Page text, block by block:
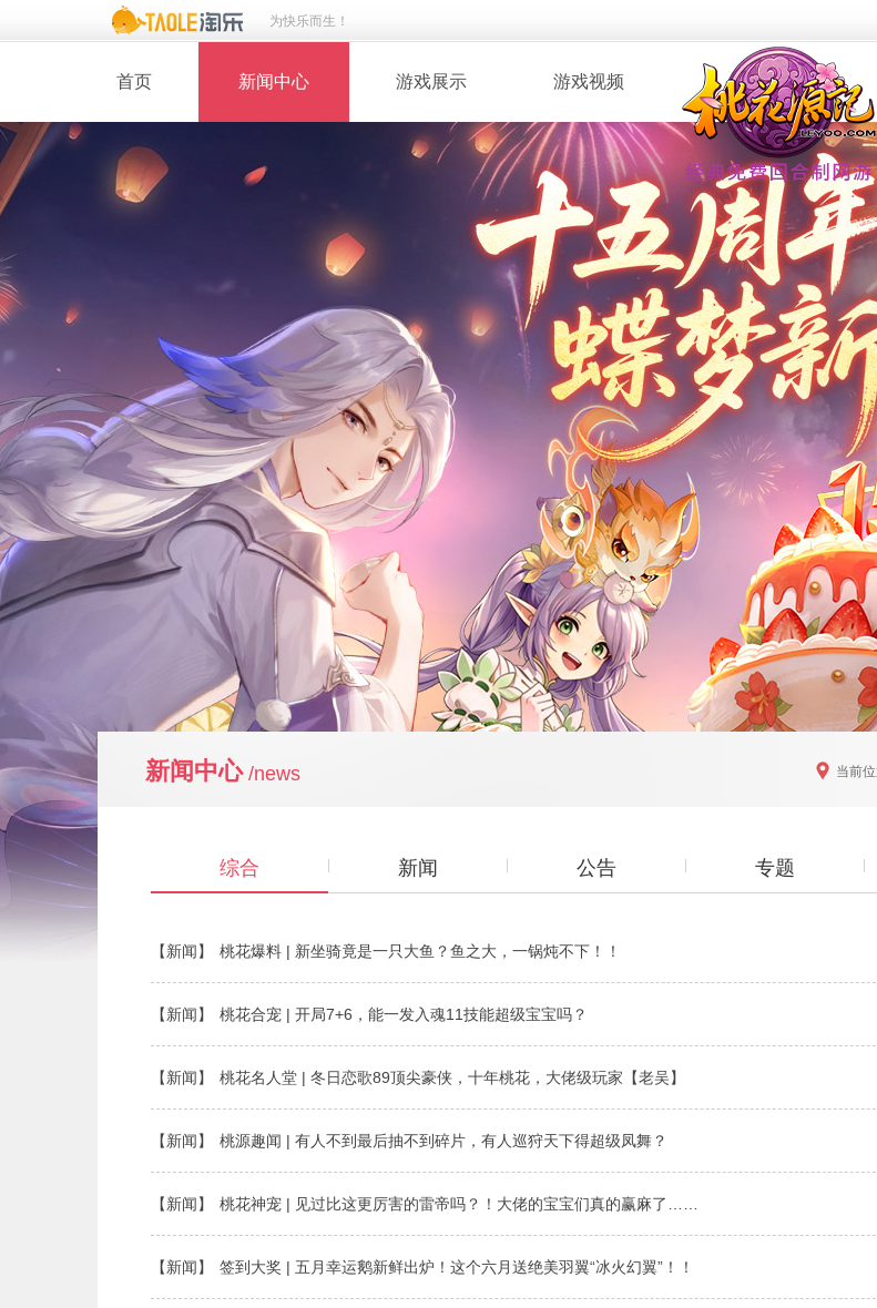
为快乐而生！
首页 新闻中心 游戏展示 游戏视频
· 维护公告
· 桃花美人
· 桃花服战
· 玩家自制
· 版本CG
· 解说视频
新闻中心 /news 当前位
综合 新闻 公告 专题
【新闻】 桃花爆料 | 新坐骑竟是一只大鱼？鱼之大，一锅炖不下！！
【新闻】 桃花合宠 | 开局7+6，能一发入魂11技能超级宝宝吗？
【新闻】 桃花名人堂 | 冬日恋歌89顶尖豪侠，十年桃花，大佬级玩家【老吴】
【新闻】 桃源趣闻 | 有人不到最后抽不到碎片，有人巡狩天下得超级凤舞？
【新闻】 桃花神宠 | 见过比这更厉害的雷帝吗？！大佬的宝宝们真的赢麻了……
【新闻】 签到大奖 | 五月幸运鹅新鲜出炉！这个六月送绝美羽翼“冰火幻翼”！！